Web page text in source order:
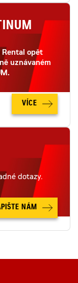
Rental opět
uznávaném
VÍCE
dotazy.
NÁM